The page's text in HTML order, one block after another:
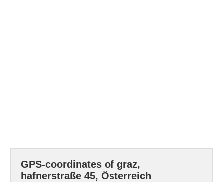
GPS-coordinates of graz,
hafnerstraße 45, Österreich